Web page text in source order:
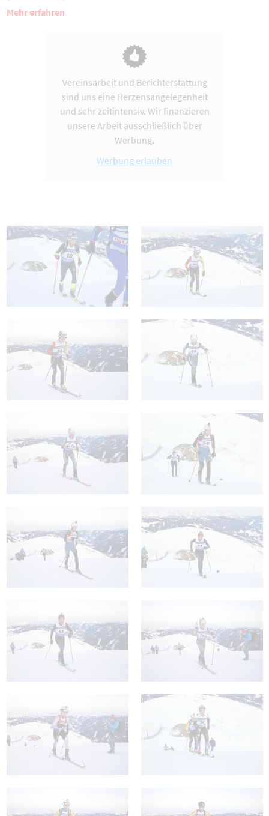
Mehr erfahren
Vereinsarbeit und Berichterstattung
sind uns eine Herzensangelegenheit
und sehr zeitintensiv. Wir finanzieren
unsere Arbeit ausschließlich über
Werbung.
Werbung erlauben